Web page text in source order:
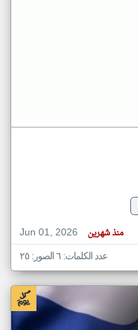
Jun 01, 2026
منذ شهرين
عدد الكلمات: ٦ الصور: ٢٥